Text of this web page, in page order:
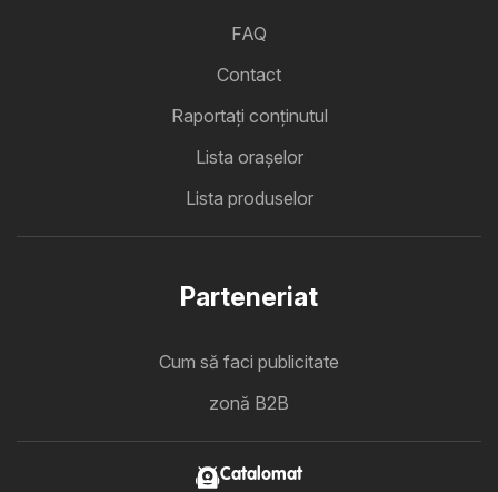
FAQ
Contact
Raportați conținutul
Lista oraşelor
Lista produselor
Parteneriat
Cum să faci publicitate
zonă B2B
Catalomat